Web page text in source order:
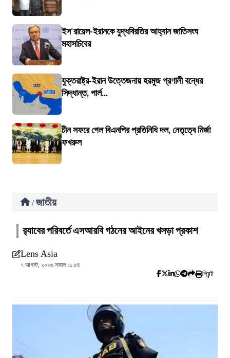
ইস'রায়েল-ইরানকে যুদ্ধবিরতির আহ্বান জাতিসংঘ
মহাসচিবের
যুক্তরাষ্ট্র-ইরান উত্তেজনায় হরমুজ প্রণালী বন্ধের
সিদ্ধান্ত, পার্ল...
চীন সফরে গেল বিএনপির প্রতিনিধি দল, নেতৃত্বে মির্জা
ফখরুল
/ জাতীয়
র‍্যাবের পরিবর্তে এসআরবি গঠনের আইনের খসড়া প্রকাশ
Lens Asia
৭ আগস্ট, ২০২৬ সকাল ১১:৫৪
প্রিন্ট